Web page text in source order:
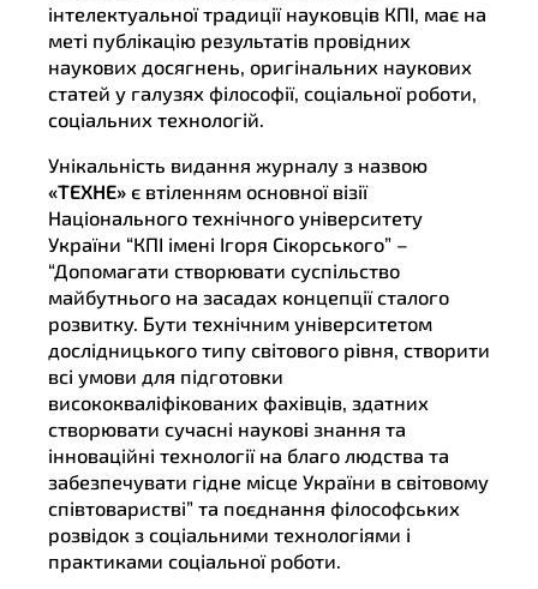
інтелектуальної традиції науковців КПІ, має на
меті публікацію результатів провідних
наукових досягнень, оригінальних наукових
статей у галузях філософії, соціальної роботи,
соціальних технологій.
Унікальність видання журналу з назвою
«ТЕХНЕ» є втіленням основної візії
Національного технічного університету
України “КПІ імені Ігоря Сікорського” –
“Допомагати створювати суспільство
майбутнього на засадах концепції сталого
розвитку. Бути технічним університетом
дослідницького типу світового рівня, створити
всі умови для підготовки
висококваліфікованих фахівців, здатних
створювати сучасні наукові знання та
інноваційні технології на благо людства та
забезпечувати гідне місце України в світовому
співтоваристві” та поєднання філософських
розвідок з соціальними технологіями і
практиками соціальної роботи.